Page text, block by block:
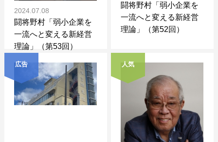
2024.07.08
闘将野村「弱小企業を
一流へと変える新経営
理論」（第53回）
闘将野村「弱小企業を
一流へと変える新経営
理論」（第52回）
広告 人気